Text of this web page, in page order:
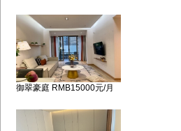
御翠豪庭 RMB15000元/月